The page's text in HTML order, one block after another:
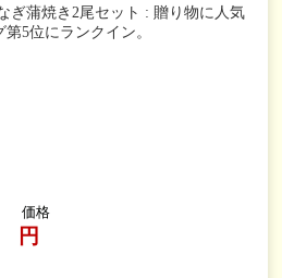
ぎ蒲焼き2尾セット : 贈り物に人気
5位にランクイン。